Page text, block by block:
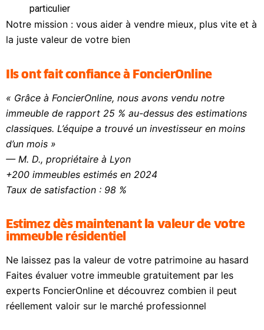
particulier
Notre mission : vous aider à vendre mieux, plus vite et à
la juste valeur de votre bien
Ils ont fait confiance à FoncierOnline
« Grâce à FoncierOnline, nous avons vendu notre
immeuble de rapport 25 % au-dessus des estimations
classiques. L’équipe a trouvé un investisseur en moins
d’un mois »
— M. D., propriétaire à Lyon
+200 immeubles estimés en 2024
Taux de satisfaction : 98 %
Estimez dès maintenant la valeur de votre
immeuble résidentiel
Ne laissez pas la valeur de votre patrimoine au hasard
Faites évaluer votre immeuble gratuitement par les
experts FoncierOnline et découvrez combien il peut
réellement valoir sur le marché professionnel